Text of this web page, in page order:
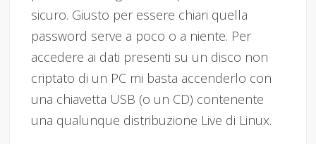
sicuro. Giusto per essere chiari quella
password serve a poco o a niente. Per
accedere ai dati presenti su un disco non
criptato di un PC mi basta accenderlo con
una chiavetta USB (o un CD) contenente
una qualunque distribuzione Live di Linux.